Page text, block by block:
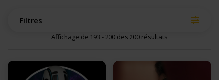
Filtres
Affichage de 193 - 200 des 200 résultats